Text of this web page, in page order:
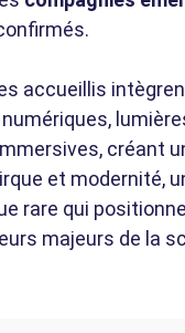
accueillis
créant
et modernité,
rare qui
majeurs de la